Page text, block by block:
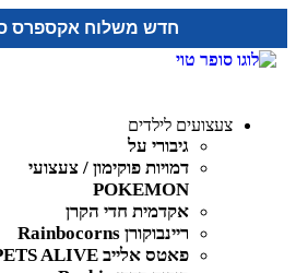
חדש משלוח אקספרס
צעצועים לילדים
גיבורי על
דמויות פוקימון / צעצועי
POKEMON
אקדמית חדי הקרן
ריינבוקורן Rainbocorns
פאטס אלייב PETS ALIVE